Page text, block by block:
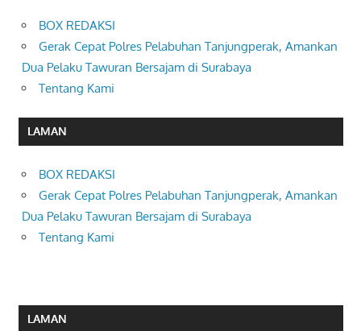
BOX REDAKSI
Gerak Cepat Polres Pelabuhan Tanjungperak, Amankan
Dua Pelaku Tawuran Bersajam di Surabaya
Tentang Kami
LAMAN
BOX REDAKSI
Gerak Cepat Polres Pelabuhan Tanjungperak, Amankan
Dua Pelaku Tawuran Bersajam di Surabaya
Tentang Kami
LAMAN